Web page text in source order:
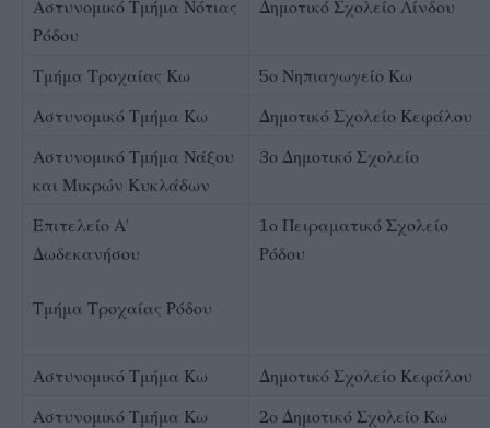
Αστυνομικό Τμήμα Νότιας
Ρόδου
Δημοτικό Σχολείο Λίνδου
Τμήμα Τροχαίας Κω
5ο Νηπιαγωγείο Κω
Αστυνομικό Τμήμα Κω
Δημοτικό Σχολείο Κεφάλου
Αστυνομικό Τμήμα Νάξου
και Μικρών Κυκλάδων
3ο Δημοτικό Σχολείο
Επιτελείο Α’
Δωδεκανήσου
Τμήμα Τροχαίας Ρόδου
1ο Πειραματικό Σχολείο
Ρόδου
Αστυνομικό Τμήμα Κω
Δημοτικό Σχολείο Κεφάλου
Αστυνομικό Τμήμα Κω
2ο Δημοτικό Σχολείο Κω